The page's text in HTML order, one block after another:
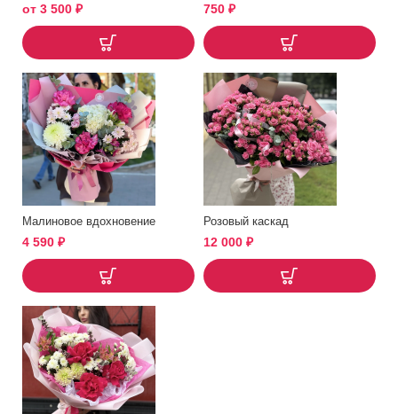
от 3 500 ₽ 750 ₽
Малиновое вдохновение
4 590 ₽
Розовый каскад
12 000 ₽